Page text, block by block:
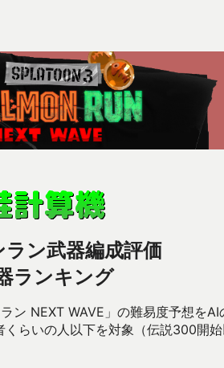
ン武器編成評価
ランキング
ン NEXT WAVE」の難易度予想を
らいの人以下を対象（伝説300開